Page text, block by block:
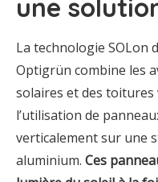
une
La technologie SOLon
Optigrün combine les
solaires et des toitures
l’utilisation de
verticalement sur une
aluminium. Ces